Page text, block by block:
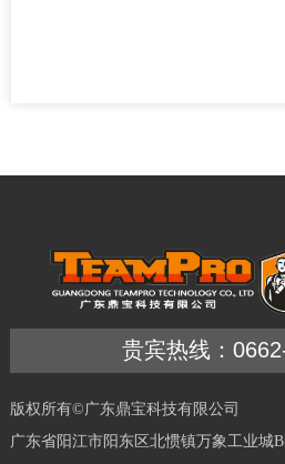
贵宾热线：
版权所有©广东鼎宝科技有限公司
广东省阳江市阳东区北惯镇万象工业城